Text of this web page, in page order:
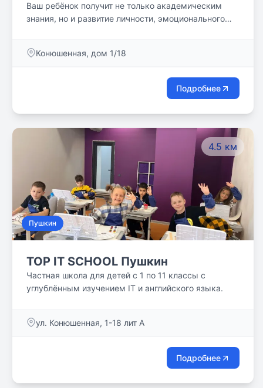
Ваш ребёнок получит не только академическим
знания, но и развитие личности, эмоционального
себя значимым.
Конюшенная, дом 1/18
Подробнее
4.5 км
Пушкин
TOP IT SCHOOL Пушкин
Частная школа для детей с 1 по 11 классы с
углублённым изучением IT и английского языка.
ул. Конюшенная, 1-18 лит А
Подробнее